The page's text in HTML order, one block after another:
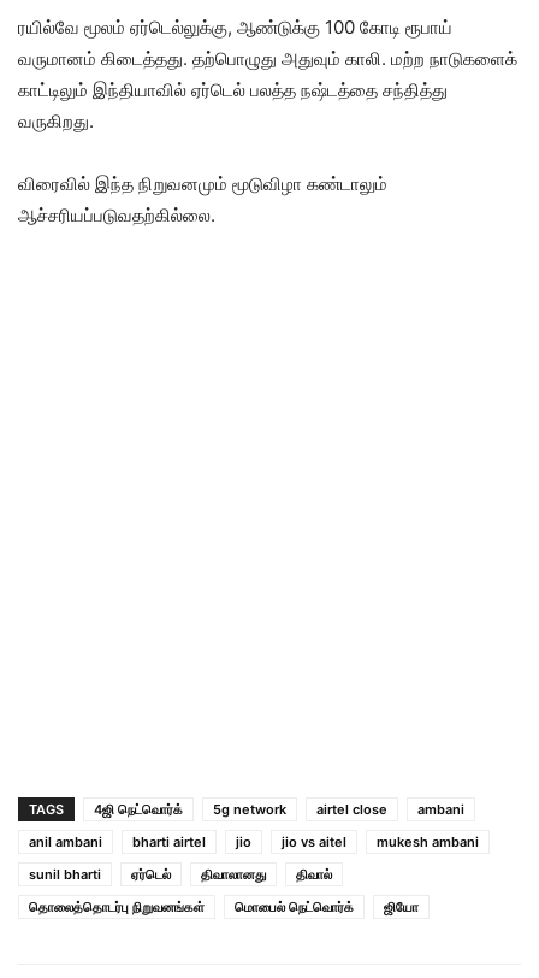
ரயில்வே மூலம் ஏர்டெல்லுக்கு, ஆண்டுக்கு 100 கோடி ரூபாய்
வருமானம் கிடைத்தது. தற்பொழுது அதுவும் காலி. மற்ற நாடுகளைக்
காட்டிலும் இந்தியாவில் ஏர்டெல் பலத்த நஷ்டத்தை சந்தித்து
வருகிறது.
விரைவில் இந்த நிறுவனமும் மூடுவிழா கண்டாலும்
ஆச்சரியப்படுவதற்கில்லை.
TAGS 4ஜி நெட்வொர்க் 5g network airtel close
ambani
anil ambani
bharti airtel jio jio vs aitel
mukesh ambani
sunil bharti
ஏர்டெல் திவாலானது
திவால்
தொலைத்தொடர்பு நிறுவனங்கள்
மொபைல் நெட்வொர்க் ஜியோ